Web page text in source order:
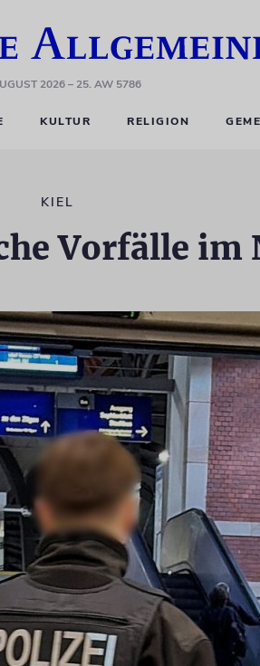
2026– 25. AW 5786
KULTUR RELIGION
KIEL
Vorfälle im